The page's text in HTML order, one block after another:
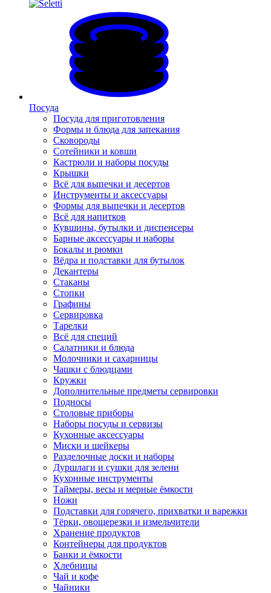
Посуда
Посуда для приготовления
Формы и блюда для запекания
Сковороды
Сотейники и ковши
Кастрюли и наборы посуды
Крышки
Всё для выпечки и десертов
Инструменты и аксессуары
Формы для выпечки и десертов
Всё для напитков
Кувшины, бутылки и диспенсеры
Барные аксессуары и наборы
Бокалы и рюмки
Вёдра и подставки для бутылок
Декантеры
Стаканы
Стопки
Графины
Сервировка
Тарелки
Всё для специй
Салатники и блюда
Молочники и сахарницы
Чашки с блюдцами
Кружки
Дополнительные предметы сервировки
Подносы
Столовые приборы
Наборы посуды и сервизы
Кухонные аксессуары
Миски и шейкеры
Разделочные доски и наборы
Дуршлаги и сушки для зелени
Кухонные инструменты
Таймеры, весы и мерные ёмкости
Ножи
Подставки для горячего, прихватки и варежки
Тёрки, овощерезки и измельчители
Хранение продуктов
Контейнеры для продуктов
Банки и ёмкости
Хлебницы
Чай и кофе
Чайники